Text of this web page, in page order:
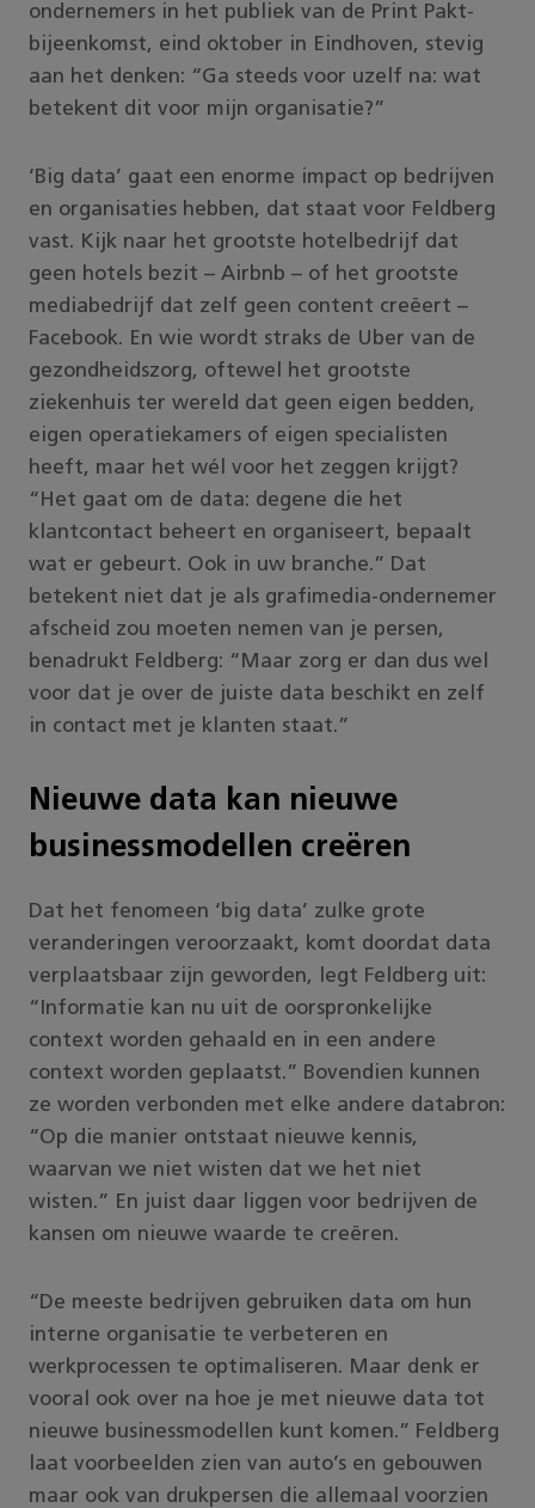
ondernemers in het publiek van de Print Pakt-
bijeenkomst, eind oktober in Eindhoven, stevig
aan het denken: “Ga steeds voor uzelf na: wat
betekent dit voor mijn organisatie?”
‘Big data’ gaat een enorme impact op bedrijven
en organisaties hebben, dat staat voor Feldberg
vast. Kijk naar het grootste hotelbedrijf dat
geen hotels bezit – Airbnb – of het grootste
mediabedrijf dat zelf geen content creëert –
Facebook. En wie wordt straks de Uber van de
gezondheidszorg, oftewel het grootste
ziekenhuis ter wereld dat geen eigen bedden,
eigen operatiekamers of eigen specialisten
heeft, maar het wél voor het zeggen krijgt?
“Het gaat om de data: degene die het
klantcontact beheert en organiseert, bepaalt
wat er gebeurt. Ook in uw branche.” Dat
betekent niet dat je als grafimedia-ondernemer
afscheid zou moeten nemen van je persen,
benadrukt Feldberg: “Maar zorg er dan dus wel
voor dat je over de juiste data beschikt en zelf
in contact met je klanten staat.”
Nieuwe data kan nieuwe
businessmodellen creëren
Dat het fenomeen ‘big data’ zulke grote
veranderingen veroorzaakt, komt doordat data
verplaatsbaar zijn geworden, legt Feldberg uit:
“Informatie kan nu uit de oorspronkelijke
context worden gehaald en in een andere
context worden geplaatst.” Bovendien kunnen
ze worden verbonden met elke andere databron:
“Op die manier ontstaat nieuwe kennis,
waarvan we niet wisten dat we het niet
wisten.” En juist daar liggen voor bedrijven de
kansen om nieuwe waarde te creëren.
“De meeste bedrijven gebruiken data om hun
interne organisatie te verbeteren en
werkprocessen te optimaliseren. Maar denk er
vooral ook over na hoe je met nieuwe data tot
nieuwe businessmodellen kunt komen.” Feldberg
laat voorbeelden zien van auto’s en gebouwen
maar ook van drukpersen die allemaal voorzien